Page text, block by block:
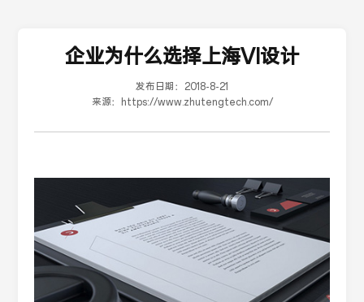
企业为什么选择上海VI设计
发布日期： 2018-8-21
来源：
https://www.zhutengtech.com/